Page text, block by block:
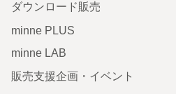
ダウンロード販売
minne PLUS
minne LAB
販売支援企画・イベント